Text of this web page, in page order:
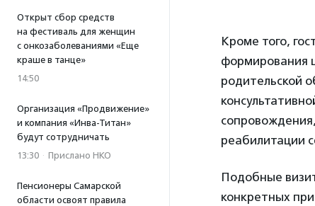
Открыт сбор средств
на фестиваль для женщин
с онкозаболеваниями «Еще
краше в танце»
14:50
Организация «Продвижение»
и компания «Инва-Титан»
будут сотрудничать
13:30 · Прислано НКО
Пенсионеры Самарской
области освоят правила
Кроме того,
формирования
родительской
реабилитации
Подобные
конкретных